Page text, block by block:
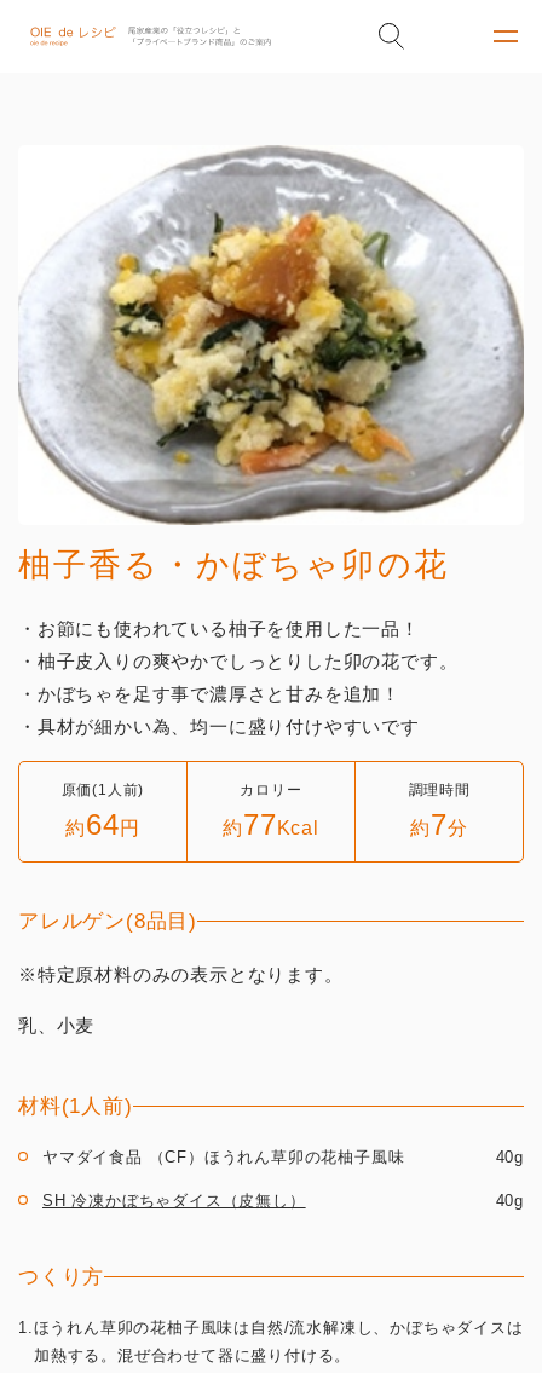
柚子香る・かぼちゃ卯の花
・お節にも使われている柚子を使用した一品！
・柚子皮入りの爽やかでしっとりした卯の花です。
・かぼちゃを足す事で濃厚さと甘みを追加！
・具材が細かい為、均一に盛り付けやすいです
原価(1人前)
約64円
カロリー
約77Kcal
調理時間
約7分
アレルゲン(8品目)
※特定原材料のみの表示となります。
乳、小麦
材料(1人前)
ヤマダイ食品 （CF）ほうれん草卯の花柚子風味 40g
SH 冷凍かぼちゃダイス（皮無し） 40g
つくり方
1.ほうれん草卯の花柚子風味は自然/流水解凍し、かぼちゃダイスは
加熱する。混ぜ合わせて器に盛り付ける。